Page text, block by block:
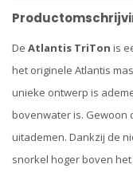
De Atlantis TriTon is
het originele Atlantis
unieke ontwerp is
bovenwater is. Gewoon
uitademen. Dankzij de
snorkel hoger boven